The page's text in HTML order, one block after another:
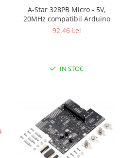
A-Star 328PB Micro - 5V,
20MHz compatibil Arduino
92,46 Lei
IN STOC